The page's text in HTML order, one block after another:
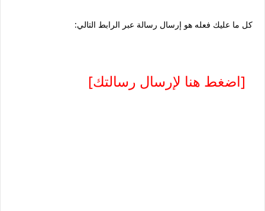
كل ما عليك فعله هو إرسال رسالة عبر الرابط التالي:
[اضغط هنا لإرسال رسالتك]